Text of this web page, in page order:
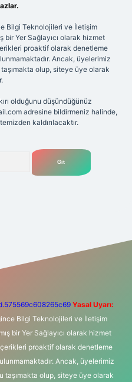
Bilgi Teknolojileri ve İletişim
bir Yer Sağlayıcı olarak hizmet
proaktif olarak denetleme
Ancak, üyelerimiz
olup, siteye üye olarak
olduğunu düşündüğünüz
adresine bildirmeniz halinde,
kaldırılacaktır.
Yasal Uyarı:
Bilgi Teknolojileri ve İletişim
bir Yer Sağlayıcı olarak hizmet
proaktif olarak denetleme
Ancak, üyelerimiz
taşımakta olup, siteye üye olarak